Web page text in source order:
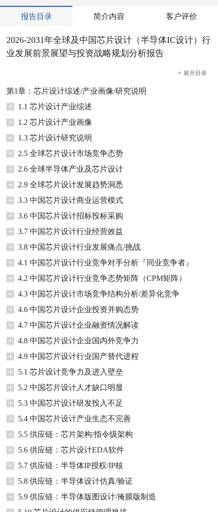
报告目录 简介内容 客户评价
2026-2031年全球及中国芯片设计（半导体IC设计）行
业发展前景展望与投资战略规划分析报告
+ 展开目录
第1章：芯片设计综述/产业画像/研究说明
+
1.1 芯片设计产业综述
+
1.2 芯片设计产业画像
+
1.3 芯片设计研究说明
+
2.5 全球芯片设计市场竞争态势
+
2.6 全球半导体产业及芯片设计
+
2.9 全球芯片设计发展趋势洞悉
+
3.3 中国芯片设计商业运营模式
+
3.6 中国芯片设计招标投标采购
+
3.7 中国芯片设计行业经营效益
+
3.8 中国芯片设计行业发展痛点/挑战
+
4.1 中国芯片设计行业竞争对手分析『同业竞争者』
+
4.2 中国芯片设计行业竞争态势矩阵（CPM矩阵）
+
4.3 中国芯片设计市场竞争结构分析/差异化竞争
+
4.6 中国芯片设计企业投资并购态势
+
4.7 中国芯片设计企业融资情况解读
+
4.8 中国芯片设计企业国内外竞争力
+
4.9 中国芯片设计行业国产替代进程
+
5.1 芯片设计竞争力及进入壁垒
+
5.2 中国芯片设计人才缺口明显
+
5.3 中国芯片设计研发投入不足
+
5.4 中国芯片设计产业生态不完善
+
5.5 供应链：芯片架构/指令级架构
+
5.6 供应链：芯片设计EDA软件
+
5.7 供应链：半导体IP授权/IP核
+
5.8 供应链：半导体设计仿真/验证
+
5.9 供应链：半导体版图设计/掩膜版制造